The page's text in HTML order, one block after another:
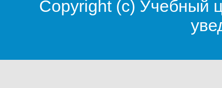
Copyright (c) Учебный